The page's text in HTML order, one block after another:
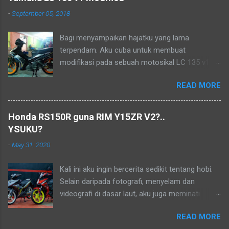
-September 05, 2018
Bagi menyampaikan hajatku yang lama
terpendam. Aku cuba untuk membuat
modifikasi pada sebuah motosikal LC 135 v1
lama ia menjadi lukisan, tetapi tidak mampu
pada masa dahulu. Biarlah ianya menjadi
READ MORE
Honda RS150R guna RIM Y15ZR V2?..
YSUKU?
-May 31, 2020
Kali ini aku ingin bercerita sedikit tentang hobi.
Selain daripada fotografi, menyelam dan
videografi di dasar laut, aku juga meminati
kapcai kerana perjalanan yang sangat jimat dan
READ MORE